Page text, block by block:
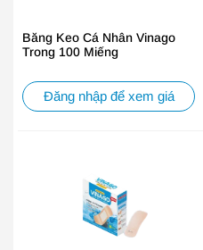
Băng Keo Cá Nhân Vinago
Trong 100 Miếng
Đăng nhập để xem giá